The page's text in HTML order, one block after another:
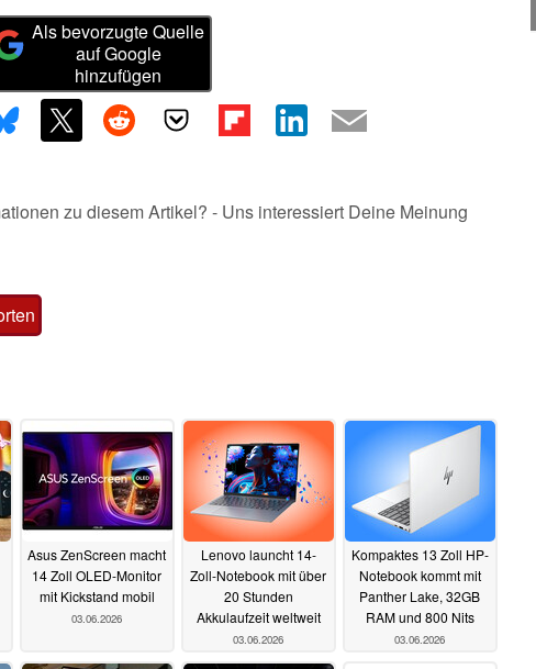
Als bevorzugte Quelle
auf Google
hinzufügen
zu diesem Artikel? - Uns interessiert Deine Meinung
Asus ZenScreen macht
14 Zoll OLED-Monitor
mit Kickstand mobil
03.06.2026
Lenovo launcht 14-
Zoll-Notebook mit über
20 Stunden
Akkulaufzeit weltweit
03.06.2026
Kompaktes 13 Zoll HP-
Notebook kommt mit
Panther Lake, 32GB
RAM und 800 Nits
03.06.2026